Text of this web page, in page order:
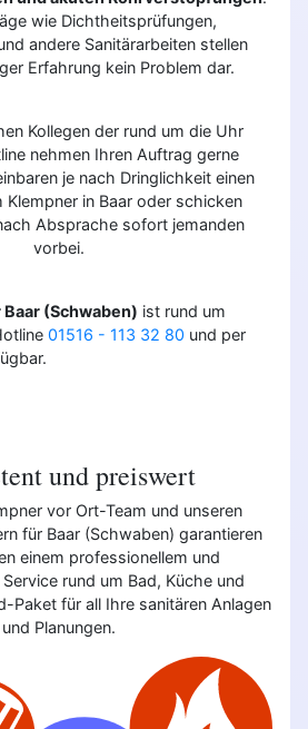
wie Dichtheitsprüfungen,
andere Sanitärarbeiten stellen
Erfahrung kein Problem dar.
Kollegen der rund um die Uhr
nehmen Ihren Auftrag gerne
je nach Dringlichkeit einen
Klempner in Baar oder schicken
Absprache sofort jemanden
vorbei.
(Schwaben) ist rund um
01516 - 113 32 80 und per
und preiswert
vor Ort-Team und unseren
für Baar (Schwaben) garantieren
einem professionellem und
rund um Bad, Küche und
Paket für all Ihre sanitären Anlagen
und Planungen.